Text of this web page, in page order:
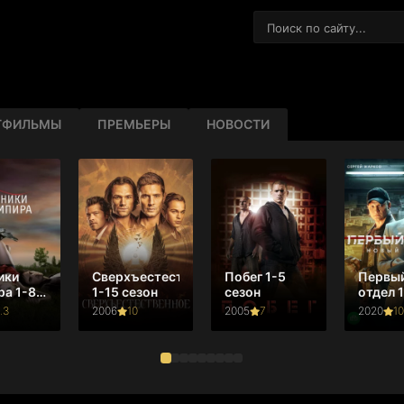
ПРЕМЬЕРЫ НОВОСТИ
1-8
Сверхъестественное
1-15 сезон
2006 10
Побег 1-5
сезон
2005 7
отдел
сезон
2020 10